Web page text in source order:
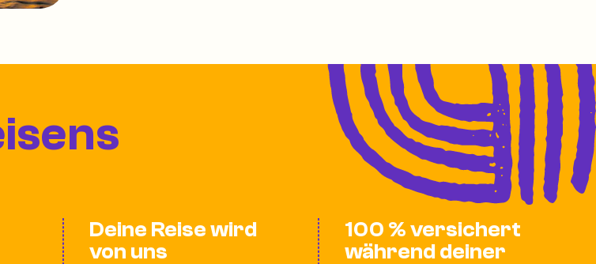
Deine Reise wird
von uns
100 % versichert
während deiner